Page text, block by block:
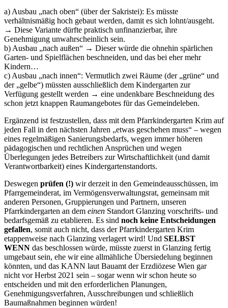
a) Ausbau „nach oben“ (über der Sakristei): Es müsste
verhältnismäßig hoch gebaut werden, damit es sich lohnt/ausgeht.
→ Diese Variante dürfte praktisch unfinanzierbar, ihre
Genehmigung unwahrscheinlich sein.
b) Ausbau „nach außen“ → Dieser würde die ohnehin spärlichen
Garten- und Spielflächen beschneiden, und das bei eher mehr
Kindern…
c) Ausbau „nach innen“: Vermutlich zwei Räume (der „grüne“ und
der „gelbe“) müssten ausschließlich dem Kindergarten zur
Verfügung gestellt werden → eine undenkbare Beschneidung des
schon jetzt knappen Raumangebotes für das Gemeindeleben.
Ergänzend ist festzustellen, dass mit dem Pfarrkindergarten Krim auf
jeden Fall in den nächsten Jahren „etwas geschehen muss“ – wegen
eines regelmäßigen Sanierungsbedarfs, wegen immer höheren
pädagogischen und rechtlichen Ansprüchen und wegen
Überlegungen jedes Betreibers zur Wirtschaftlichkeit (und damit
Verantwortbarkeit) eines Kindergartenstandorts.
Deswegen prüfen (!) wir derzeit in den Gemeindeausschüssen, im
Pfarrgemeinderat, im Vermögensverwaltungsrat, gemeinsam mit
anderen Personen, Gruppierungen und Partnern, unseren
Pfarrkindergarten an dem einen Standort Glanzing vorschrifts- und
bedarfsgemäß zu etablieren. Es sind noch keine Entscheidungen
gefallen, somit auch nicht, dass der Pfarrkindergarten Krim
etappenweise nach Glanzing verlagert wird! Und SELBST
WENN das beschlossen würde, müsste zuerst in Glanzing fertig
umgebaut sein, ehe wir eine allmähliche Übersiedelung beginnen
könnten, und das KANN laut Bauamt der Erzdiözese Wien gar
nicht vor Herbst 2021 sein – sogar wenn wir schon heute so
entscheiden und mit den erforderlichen Planungen,
Genehmigungsverfahren, Ausschreibungen und schließlich
Baumaßnahmen beginnen würden!